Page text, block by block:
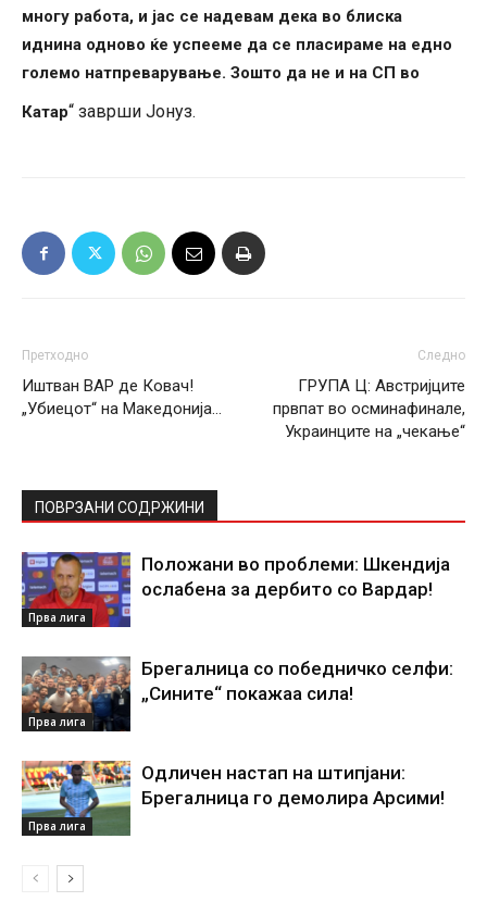
многу работа, и јас се надевам дека во блиска
иднина одново ќе успееме да се пласираме на едно
големо натпреварување. Зошто да не и на СП во
Катар“ заврши Јонуз.
Претходно
Иштван ВАР де Ковач!
„Убиецот“ на Македонија…
Следно
ГРУПА Ц: Австријците
првпат во осминафинале,
Украинците на „чекање“
ПОВРЗАНИ СОДРЖИНИ
Прва лига
Положани во проблеми: Шкендија
ослабена за дербито со Вардар!
Прва лига
Брегалница со победничко селфи:
„Сините“ покажаа сила!
Прва лига
Одличен настап на штипјани:
Брегалница го демолира Арсими!